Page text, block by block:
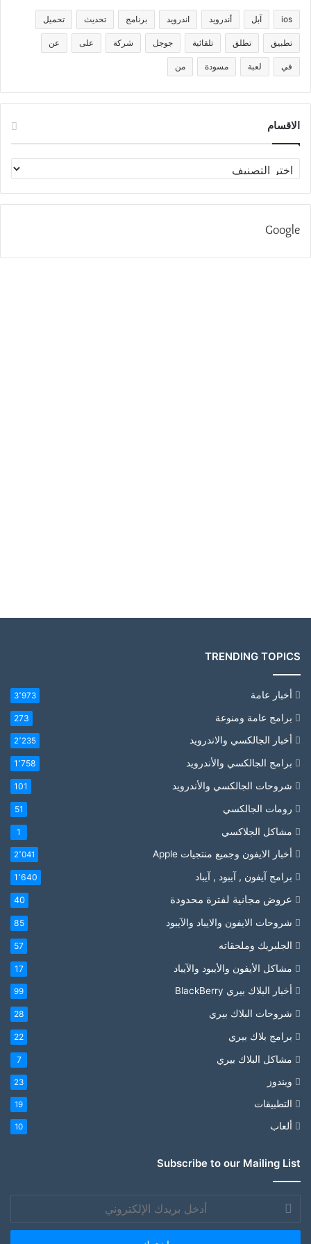
ios آبل أندرويد اندرويد برنامج تحديث تحميل
تطبيق تطلق تلقائية جوجل شركة على عن
في لعبة مسودة من
الاقسام
الاقسام
Google
TRENDING TOPICS
أخبار عامة 3٬973
برامج عامة ومنوعة 273
أخبار الجالكسي والاندرويد 2٬235
برامج الجالكسي والأندرويد 1٬758
شروحات الجالكسي والأندرويد 101
رومات الجالكسي 51
مشاكل الجلاكسي 1
أخبار الايفون وجميع منتجيات Apple 2٬041
برامج آيفون , آيبود , آيباد 1٬640
عروض مجانية لفترة محدودة 40
شروحات الايفون والايباد والآيبود 85
الجلبريك وملحقاته 57
مشاكل الأيفون والأيبود والآيباد 17
أخبار البلاك بيري BlackBerry 99
شروحات البلاك بيري 28
برامج بلاك بيري 22
مشاكل البلاك بيري 7
ويندوز 23
التطبيقات 19
ألعاب 10
Subscribe to our Mailing List
بريدك
الإلكتروني